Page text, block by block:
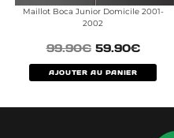
Maillot Boca Junior Domicile 2001-
2002
99.90€ 59.90€
AJOUTER AU PANIER